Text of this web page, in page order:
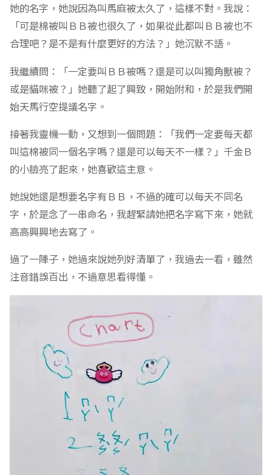
她的名字，她說因為叫馬麻被太久了，這樣不對。我說：
「可是棉被叫ＢＢ被也很久了，如果從此都叫ＢＢ被也不
合理吧？是不是有什麼更好的方法？」她沉默不語。
我繼續問：「一定要叫ＢＢ被嗎？還是可以叫獨角獸被？
或是貓咪被？」她聽了起了興致，開始附和，於是我們開
始天馬行空提議名字。
接著我靈機一動，又想到一個問題：「我們一定要每天都
叫這棉被同一個名字嗎？還是可以每天不一樣？」千金Ｂ
的小臉亮了起來，她喜歡這主意。
她說她還是想要名字有ＢＢ，不過的確可以每天不同名
字，於是念了一串命名，我趕緊請她把名字寫下來，她就
高高興興地去寫了。
過了一陣子，她過來說她列好清單了，我過去一看，雖然
注音錯誤百出，不過意思看得懂。